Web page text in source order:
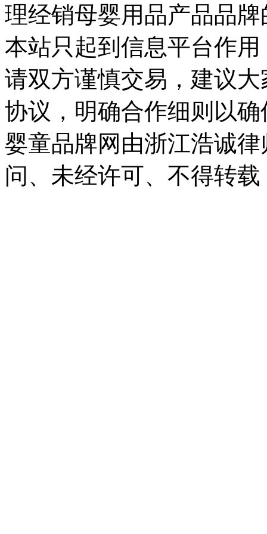
理经销母婴用品产品品
本站只起到信息平台作
请双方谨慎交易，建议
协议，明确合作细则以
婴童品牌网由浙江浩诚
问、未经许可、不得转载